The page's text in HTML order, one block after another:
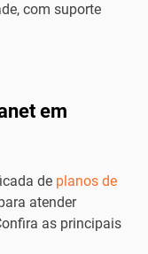
com suporte
em
de planos de
atender
as principais